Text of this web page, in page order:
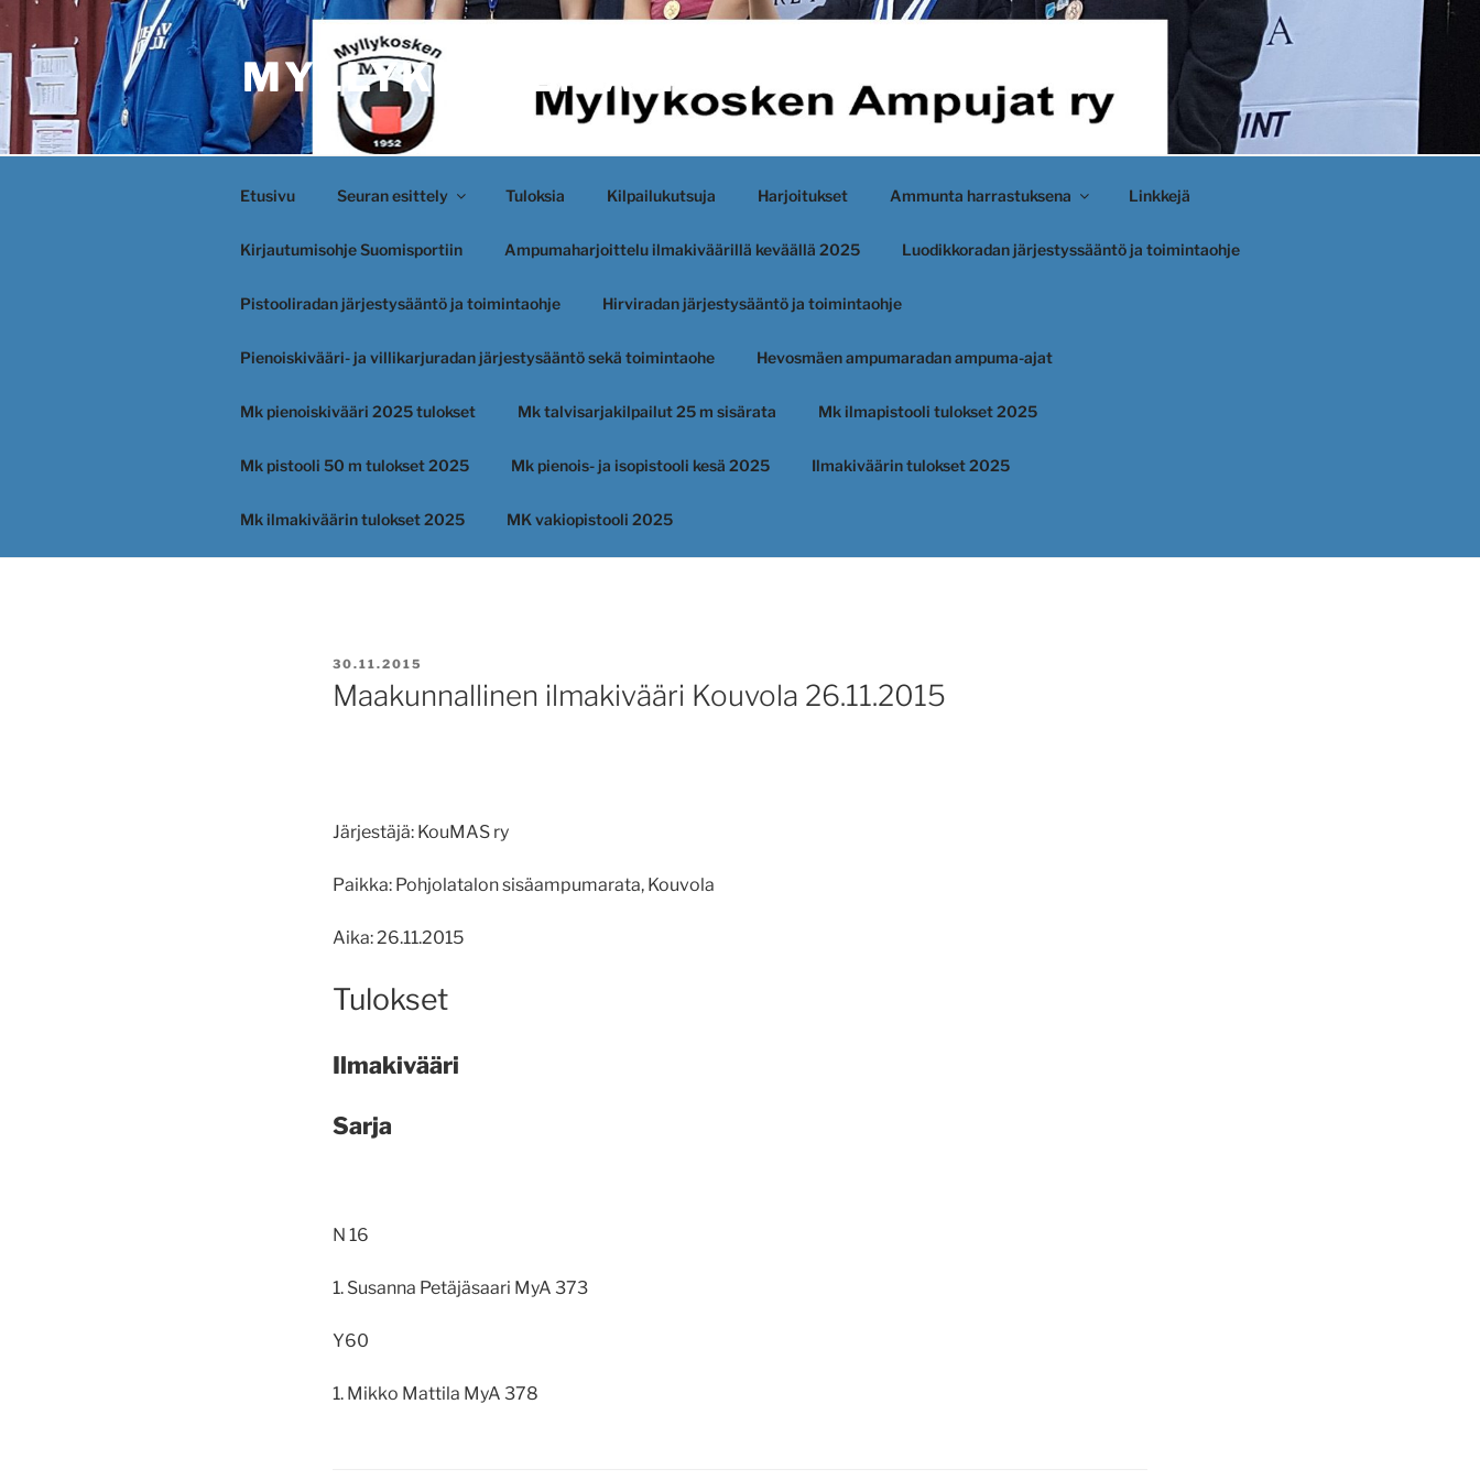
Siirry
sisältöön
MYLLYKOSKEN AMPUJAT
Etusivu Seuran esittely Tuloksia Kilpailukutsuja Harjoitukset Ammunta harrastuksena Linkkejä
Kirjautumisohje Suomisportiin Ampumaharjoittelu ilmakiväärillä keväällä 2025 Luodikkoradan järjestyssääntö ja toimintaohje
Pistooliradan järjestysääntö ja toimintaohje Hirviradan järjestysääntö ja toimintaohje
Pienoiskivääri- ja villikarjuradan järjestysääntö sekä toimintaohe Hevosmäen ampumaradan ampuma-ajat
Mk pienoiskivääri 2025 tulokset Mk talvisarjakilpailut 25 m sisärata Mk ilmapistooli tulokset 2025
Mk pistooli 50 m tulokset 2025 Mk pienois- ja isopistooli kesä 2025 Ilmakiväärin tulokset 2025
Mk ilmakiväärin tulokset 2025 MK vakiopistooli 2025
JULKAISTU
30.11.2015
Maakunnallinen ilmakivääri Kouvola 26.11.2015
Järjestäjä: KouMAS ry
Paikka: Pohjolatalon sisäampumarata, Kouvola
Aika:26.11.2015
Tulokset
Ilmakivääri
Sarja
N 16
1. Susanna Petäjäsaari MyA 373
Y60
1. Mikko Mattila MyA 378